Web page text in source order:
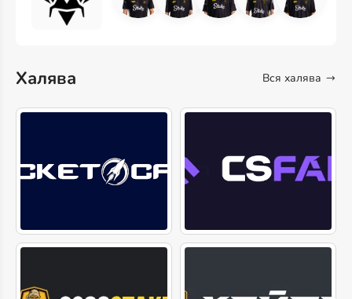
Халява Вся халява